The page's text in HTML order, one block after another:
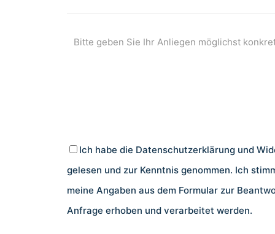
Ich habe die Datenschutzerklärung und
gelesen und zur Kenntnis genommen. Ich
meine Angaben aus dem Formular zur
Anfrage erhoben und verarbeitet werden.